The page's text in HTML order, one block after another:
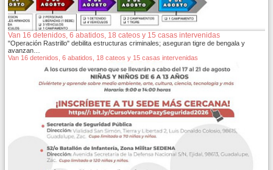
Van 16 detenidos, 6 abatidos, 18 cateos y 15 casas intervenidas
"Operación Rastrillo" debilita estructuras criminales; aseguran tigre de bengala y
avanzan…
Van 16 detenidos, 6 abatidos, 18 cateos y 15 casas intervenidas